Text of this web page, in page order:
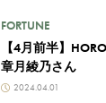
FORTUNE
【4月前半】
章月綾乃さん
2024.04.01